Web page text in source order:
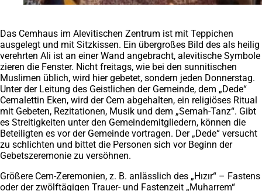
Das Cemhaus im Alevitischen Zentrum ist mit Teppichen
ausgelegt und mit Sitzkissen. Ein übergroßes Bild des als heilig
verehrten Ali ist an einer Wand angebracht, alevitische Symbole
zieren die Fenster. Nicht freitags, wie bei den sunnitischen
Muslimen üblich, wird hier gebetet, sondern jeden Donnerstag.
Unter der Leitung des Geistlichen der Gemeinde, dem „Dede“
Cemalettin Eken, wird der Cem abgehalten, ein religiöses Ritual
mit Gebeten, Rezitationen, Musik und dem „Semah-Tanz“. Gibt
es Streitigkeiten unter den Gemeindemitgliedern, können die
Beteiligten es vor der Gemeinde vortragen. Der „Dede“ versucht
zu schlichten und bittet die Personen sich vor Beginn der
Gebetszeremonie zu versöhnen.
Größere Cem-Zeremonien, z. B. anlässlich des „Hızır“ – Fastens
oder der zwölftägigen Trauer- und Fastenzeit „Muharrem“